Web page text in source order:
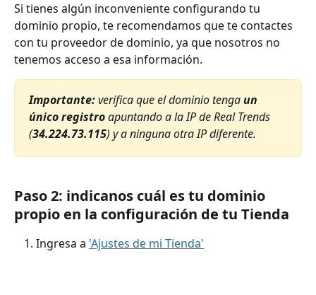
Si tienes algún inconveniente configurando tu
dominio propio, te recomendamos que te contactes
con tu proveedor de dominio, ya que nosotros no
tenemos acceso a esa información.
Importante: verifica que el dominio tenga un
único registro apuntando a la IP de Real Trends
(34.224.73.115) y a ninguna otra IP diferente.
Paso 2: indicanos cuál es tu dominio
propio en la configuración de tu Tienda
Ingresa a 'Ajustes de mi Tienda'